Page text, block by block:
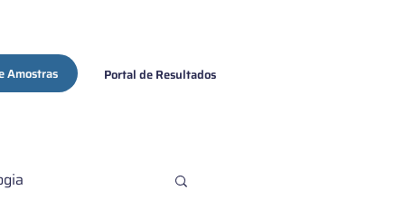
Amostras Portal de Resultados